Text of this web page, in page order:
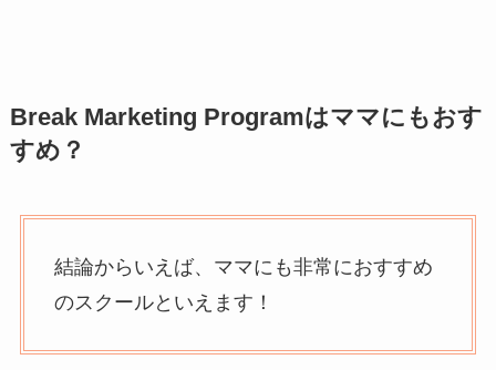
Break Marketing Programはママにもおす
すめ？
結論からいえば、ママにも非常におすすめ
のスクールといえます！